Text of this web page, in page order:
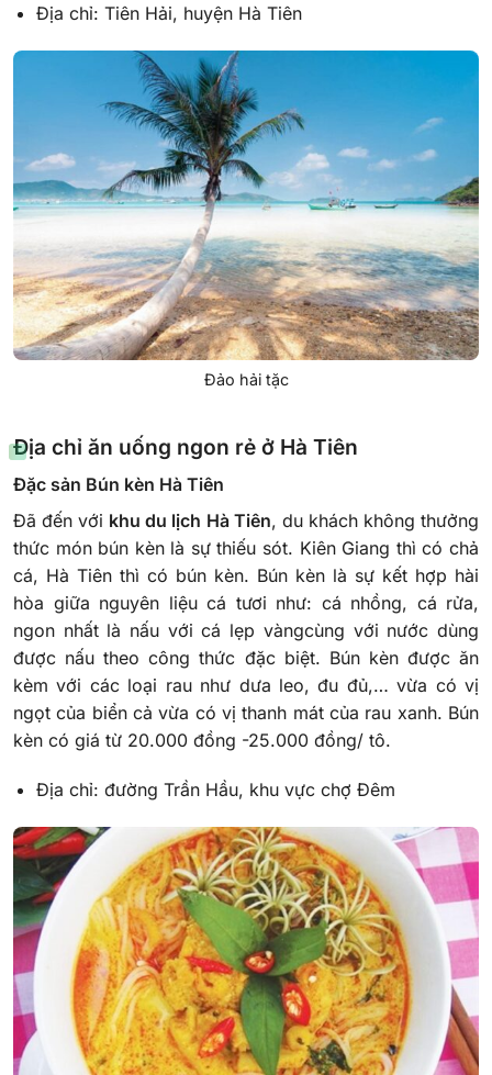
Địa chỉ: Tiên Hải, huyện Hà Tiên
Đảo hải tặc
Địa chỉ ăn uống ngon rẻ ở Hà Tiên
Đặc sản Bún kèn Hà Tiên
Đã đến với khu du lịch Hà Tiên, du khách không thưởng
thức món bún kèn là sự thiếu sót. Kiên Giang thì có chả
cá, Hà Tiên thì có bún kèn. Bún kèn là sự kết hợp hài
hòa giữa nguyên liệu cá tươi như: cá nhồng, cá rửa,
ngon nhất là nấu với cá lẹp vàngcùng với nước dùng
được nấu theo công thức đặc biệt. Bún kèn được ăn
kèm với các loại rau như dưa leo, đu đủ,… vừa có vị
ngọt của biển cả vừa có vị thanh mát của rau xanh. Bún
kèn có giá từ 20.000 đồng -25.000 đồng/ tô.
Địa chỉ: đường Trần Hầu, khu vực chợ Đêm